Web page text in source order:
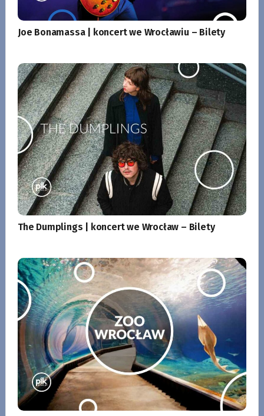
Joe Bonamassa | koncert we Wrocławiu – Bilety
The Dumplings | koncert we Wrocław – Bilety